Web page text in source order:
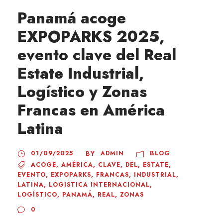
Panamá acoge
EXPOPARKS 2025,
evento clave del Real
Estate Industrial,
Logístico y Zonas
Francas en América
Latina
01/09/2025 BY ADMIN
BLOG
ACOGE, AMÉRICA, CLAVE, DEL, ESTATE,
EVENTO, EXPOPARKS, FRANCAS, INDUSTRIAL,
LATINA, LOGISTICA INTERNACIONAL,
LOGÍSTICO, PANAMÁ, REAL, ZONAS
0